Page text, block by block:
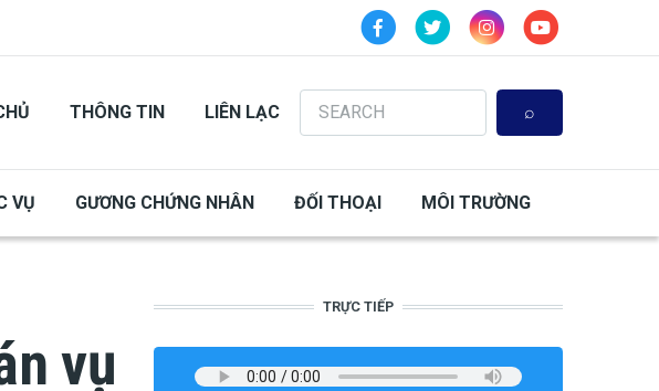
THÔNG TIN LIÊN LẠC
Search
VỤ GƯƠNG CHỨNG NHÂN ĐỐI THOẠI MÔI TRƯỜNG
vụ
TRỰC TIẾP